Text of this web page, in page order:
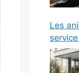
Les